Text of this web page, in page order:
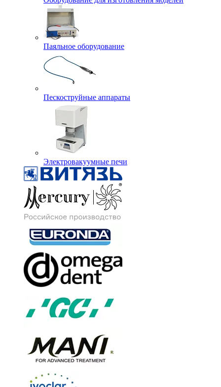
Паяльное оборудование
Пескоструйные аппараты
Электровакуумные печи